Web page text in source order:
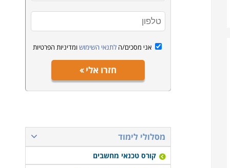
אני מסכים/הלתנאי השימוש ומדיניות הפרטיות
חזרו אלי
מסלולי לימוד
קורס טכנאי מחשבים